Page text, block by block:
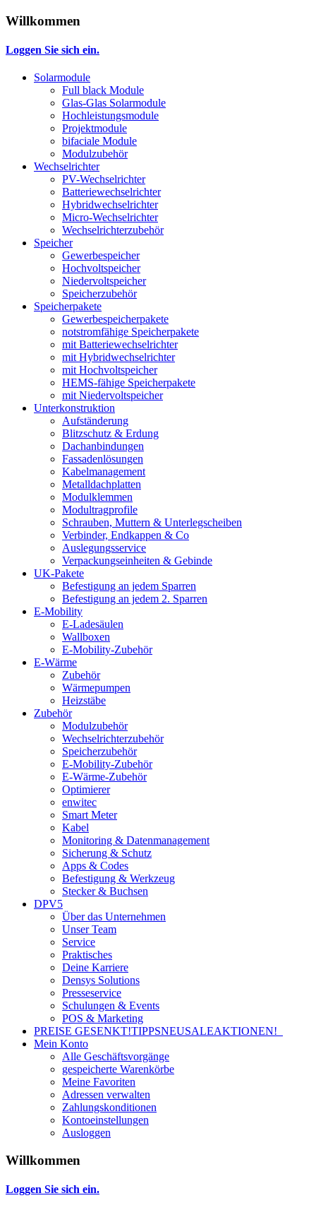
Willkommen
Loggen Sie sich ein.
Solarmodule
Full black Module
Glas-Glas Solarmodule
Hochleistungsmodule
Projektmodule
bifaciale Module
Modulzubehör
Wechselrichter
PV-Wechselrichter
Batteriewechselrichter
Hybridwechselrichter
Micro-Wechselrichter
Wechselrichterzubehör
Speicher
Gewerbespeicher
Hochvoltspeicher
Niedervoltspeicher
Speicherzubehör
Speicherpakete
Gewerbespeicherpakete
notstromfähige Speicherpakete
mit Batteriewechselrichter
mit Hybridwechselrichter
mit Hochvoltspeicher
HEMS-fähige Speicherpakete
mit Niedervoltspeicher
Unterkonstruktion
Aufständerung
Blitzschutz & Erdung
Dachanbindungen
Fassadenlösungen
Kabelmanagement
Metalldachplatten
Modulklemmen
Modultragprofile
Schrauben, Muttern & Unterlegscheiben
Verbinder, Endkappen & Co
Auslegungsservice
Verpackungseinheiten & Gebinde
UK-Pakete
Befestigung an jedem Sparren
Befestigung an jedem 2. Sparren
E-Mobility
E-Ladesäulen
Wallboxen
E-Mobility-Zubehör
E-Wärme
Zubehör
Wärmepumpen
Heizstäbe
Zubehör
Modulzubehör
Wechselrichterzubehör
Speicherzubehör
E-Mobility-Zubehör
E-Wärme-Zubehör
Optimierer
enwitec
Smart Meter
Kabel
Monitoring & Datenmanagement
Sicherung & Schutz
Apps & Codes
Befestigung & Werkzeug
Stecker & Buchsen
DPV5
Über das Unternehmen
Unser Team
Service
Praktisches
Deine Karriere
Densys Solutions
Presseservice
Schulungen & Events
POS & Marketing
PREISE GESENKT!TIPPSNEUSALEAKTIONEN!
Mein Konto
Alle Geschäftsvorgänge
gespeicherte Warenkörbe
Meine Favoriten
Adressen verwalten
Zahlungskonditionen
Kontoeinstellungen
Ausloggen
Willkommen
Loggen Sie sich ein.